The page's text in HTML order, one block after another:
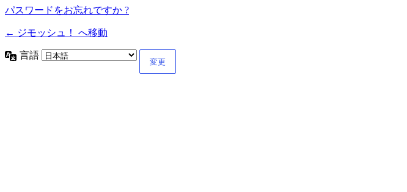
パスワードをお忘れですか ?
← ジモッシュ！ へ移動
言語